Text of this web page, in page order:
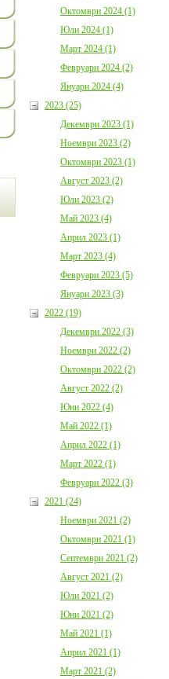
Октомври 2024 (1)
Юли 2024 (1)
Март 2024 (1)
Февруари 2024 (2)
Януари 2024 (4)
2023 (25)
Декември 2023 (1)
Ноември 2023 (2)
Октомври 2023 (1)
Август 2023 (2)
Юли 2023 (2)
Май 2023 (4)
Април 2023 (1)
Март 2023 (4)
Февруари 2023 (5)
Януари 2023 (3)
2022 (19)
Декември 2022 (3)
Ноември 2022 (2)
Октомври 2022 (2)
Август 2022 (2)
Юни 2022 (4)
Май 2022 (1)
Април 2022 (1)
Март 2022 (1)
Февруари 2022 (3)
2021 (24)
Ноември 2021 (2)
Октомври 2021 (1)
Септември 2021 (2)
Август 2021 (2)
Юли 2021 (2)
Юни 2021 (2)
Май 2021 (1)
Април 2021 (1)
Март 2021 (2)